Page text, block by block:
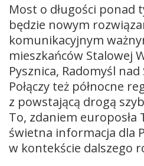
Most o długości ponad
będzie nowym
komunikacyjnym
mieszkańców Stalowej
Pysznica, Radomyśl
Połączy też północne
z powstającą drogą
To, zdaniem europosła
świetna informacja dla
w kontekście dalszego